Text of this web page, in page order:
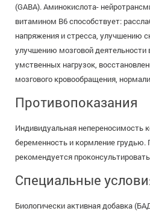
(GABA). Аминокислота-
витамином B6 cпособствует:
напряжения и стресса, улучшению
улучшению мозговой
умственных нагрузок,
мозгового кровообращения,
Противопоказания
Индивидуальная непереносимость
беременность и кормление
рекомендуется
Специальные
Биологически активная добавка